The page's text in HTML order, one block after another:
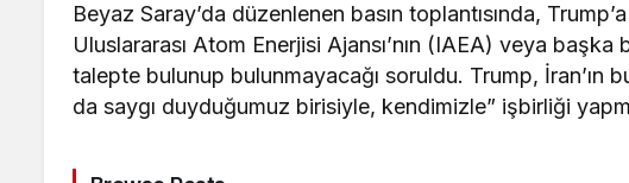
Beyaz Saray’da düzenlenen basın toplantısında,
Uluslararası Atom Enerjisi Ajansı’nın (IAEA) veya
talepte bulunup bulunmayacağı soruldu. Trump, İran’ın
da saygı duyduğumuz birisiyle, kendimizle” işbirliği